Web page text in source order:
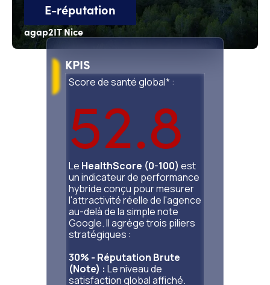
E-réputation
agap2IT Nice
KPIS
Score de santé global* :
52.8
Le HealthScore (0-100) est
un indicateur de performance
hybride conçu pour mesurer
l'attractivité réelle de l'agence
au-delà de la simple note
Google. Il agrège trois piliers
stratégiques :
30% - Réputation Brute
(Note) : Le niveau de
satisfaction global affiché.